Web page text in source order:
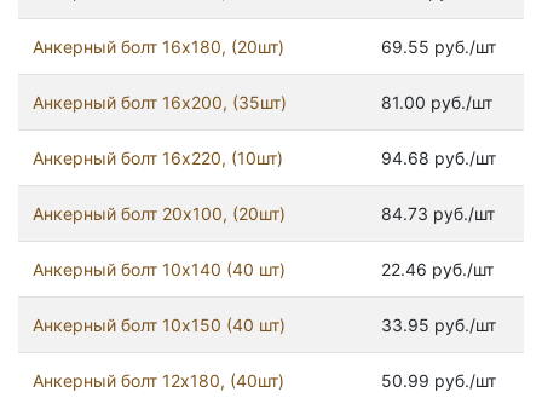
Анкерный болт 16х180, (20шт) 69.55 руб./шт
Анкерный болт 16х200, (35шт) 81.00 руб./шт
Анкерный болт 16х220, (10шт) 94.68 руб./шт
Анкерный болт 20х100, (20шт) 84.73 руб./шт
Анкерный болт 10х140 (40 шт) 22.46 руб./шт
Анкерный болт 10х150 (40 шт) 33.95 руб./шт
Анкерный болт 12х180, (40шт) 50.99 руб./шт